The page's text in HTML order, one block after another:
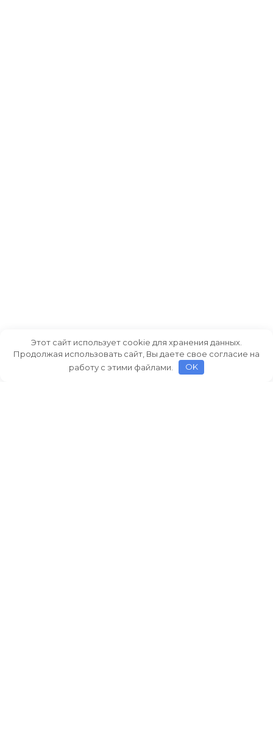
Этот сайт использует cookie для хранения данных.
Продолжая использовать сайт, Вы даете свое согласие на
работу с этими файлами.
OK